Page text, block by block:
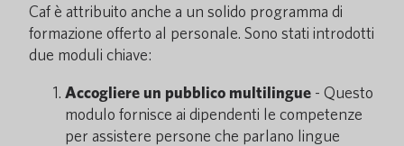
Caf è attribuito anche a un solido programma di
formazione offerto al personale. Sono stati introdotti
due moduli chiave:
Accogliere un pubblico multilingue - Questo
modulo fornisce ai dipendenti le competenze
per assistere persone che parlano lingue